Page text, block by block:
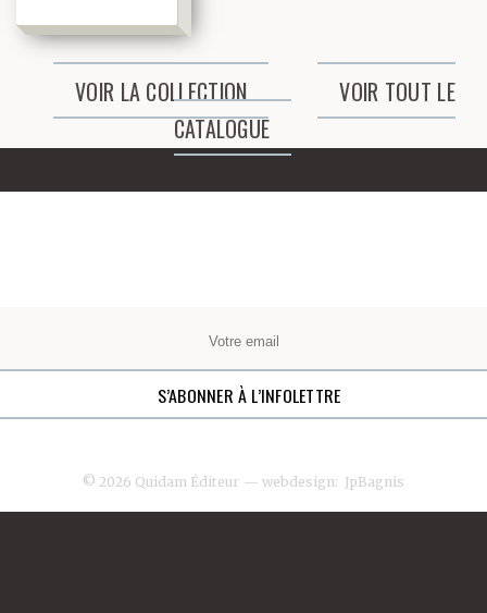
VOIR LA COLLECTION
VOIR TOUT LE
CATALOGUE
© 2026 Quidam Éditeur — webdesign: JpBagnis